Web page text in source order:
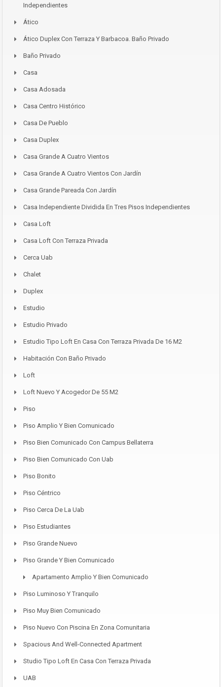
Independientes
Ático
Ático Duplex Con Terraza Y Barbacoa. Baño Privado
Baño Privado
Casa
Casa Adosada
Casa Centro Histórico
Casa De Pueblo
Casa Duplex
Casa Grande A Cuatro Vientos
Casa Grande A Cuatro Vientos Con Jardín
Casa Grande Pareada Con Jardín
Casa Independiente Dividida En Tres Pisos Independientes
Casa Loft
Casa Loft Con Terraza Privada
Cerca Uab
Chalet
Duplex
Estudio
Estudio Privado
Estudio Tipo Loft En Casa Con Terraza Privada De 16 M2
Habitación Con Baño Privado
Loft
Loft Nuevo Y Acogedor De 55 M2
Piso
Piso Amplio Y Bien Comunicado
Piso Bien Comunicado Con Campus Bellaterra
Piso Bien Comunicado Con Uab
Piso Bonito
Piso Céntrico
Piso Cerca De La Uab
Piso Estudiantes
Piso Grande Nuevo
Piso Grande Y Bien Comunicado
Apartamento Amplio Y Bien Comunicado
Piso Luminoso Y Tranquilo
Piso Muy Bien Comunicado
Piso Nuevo Con Piscina En Zona Comunitaria
Spacious And Well-Connected Apartment
Studio Tipo Loft En Casa Con Terraza Privada
UAB